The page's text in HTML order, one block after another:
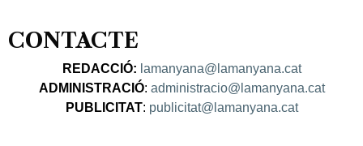
CONTACTE
REDACCIÓ: lamanyana@lamanyana.cat
ADMINISTRACIÓ: administracio@lamanyana.cat
PUBLICITAT: publicitat@lamanyana.cat